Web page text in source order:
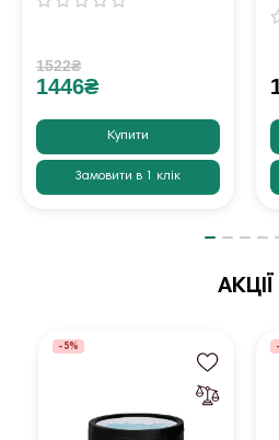
1522₴
1446₴
Купити
Замовити в 1 клік
АКЦІЇ
-5%